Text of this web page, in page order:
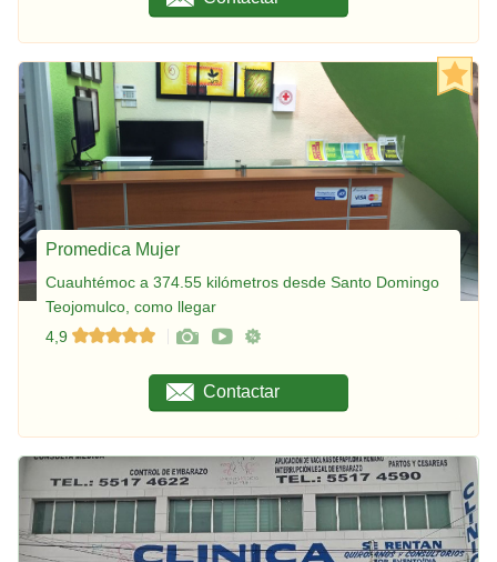
Promedica Mujer
Cuauhtémoc a 374.55 kilómetros desde Santo Domingo
Teojomulco, como llegar
4,9
Contactar